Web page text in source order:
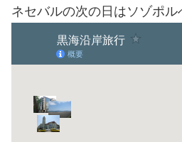
ネセバルの次の日はソゾポル